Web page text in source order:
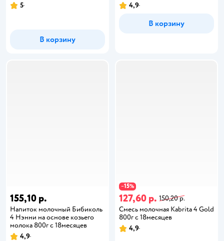
5
В корзину
4,9
В корзину
155,10 р.
Напиток молочный Бибиколь
4 Нэнни на основе козьего
молока 800г с 18месяцев
4,9
−15%
127,60 р. 150,20 р.
Смесь молочная Kabrita 4 Gold
800г с 18месяцев
4,9